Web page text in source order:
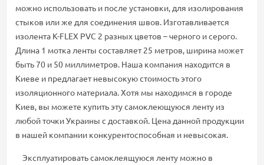
можно использовать и после установки, для изолирования
стыков или же для соединения швов. Изготавливается
изолента K-FLEX PVC 2 разных цветов – черного и серого.
Длина 1 мотка ленты составляет 25 метров, ширина может
быть 70 и 50 миллиметров. Наша компания находится в
Киеве и предлагает невысокую стоимость этого
изоляционного материала. Хотя мы находимся в городе
Киев, вы можете купить эту самоклеющуюся ленту из
любой точки Украины с доставкой. Цена данной продукции
в нашей компании конкурентоспособная и невысокая.
Эксплуатировать самоклеящуюся ленту можно в